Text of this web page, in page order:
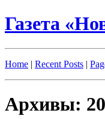
Газета
Home | Recent Posts |
Архивы: